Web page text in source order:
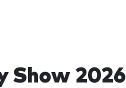
Show 2026